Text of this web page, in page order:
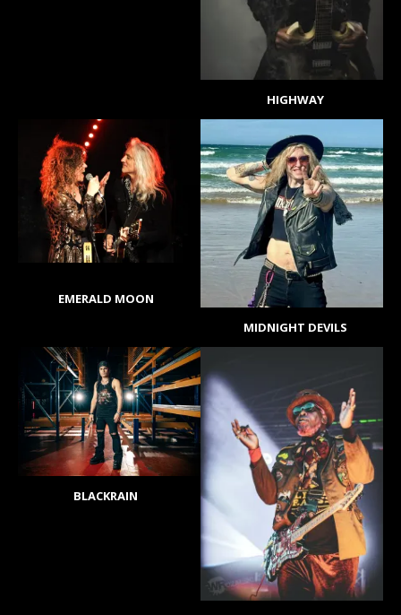
HIGHWAY
EMERALD MOON
MIDNIGHT DEVILS
BLACKRAIN